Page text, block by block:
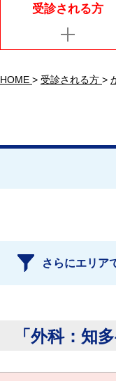
受診される方
HOME > 受診される方 >
さらにエリア
「外科：知